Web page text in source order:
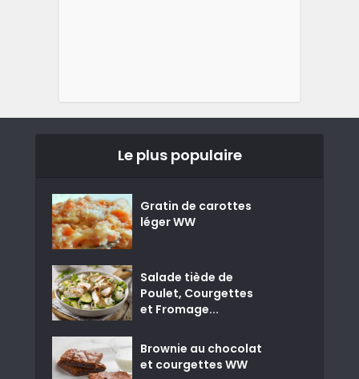
Le plus populaire
Gratin de carottes
léger WW
Salade tiède de
Poulet, Courgettes
et Fromage...
Brownie au chocolat
et courgettes WW